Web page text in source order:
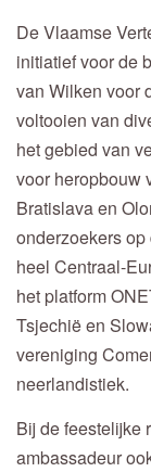
De Vlaamse
initiatief voor de
van Wilken voor
voltooien van
het gebied van
voor heropbouw
Bratislava en
onderzoekers
heel Centraal-
het platform
Tsjechië en
vereniging
neerlandistiek.
Bij de feestelijke
ambassadeur